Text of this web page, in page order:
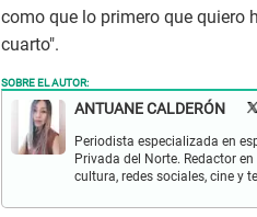
como que lo primero que quiero
cuarto".
SOBRE EL AUTOR:
ANTUANE CALDERÓN
Periodista especializada en
Privada del Norte. Redactor
cultura, redes sociales, cine y